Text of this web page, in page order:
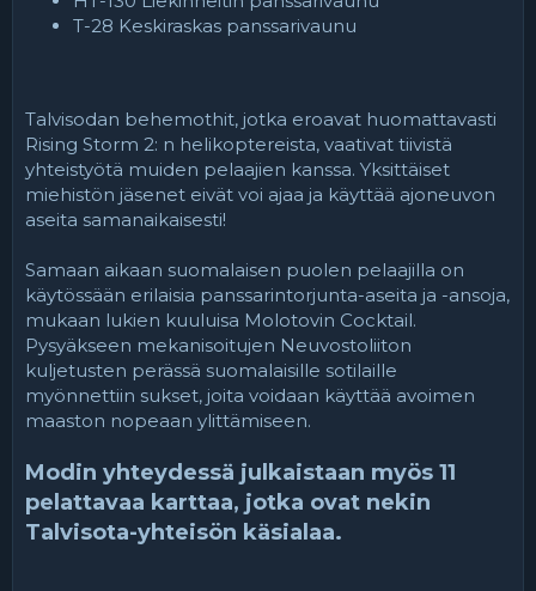
T-28 Keskiraskas panssarivaunu
Talvisodan behemothit, jotka eroavat huomattavasti
Rising Storm 2: n helikoptereista, vaativat tiivistä
yhteistyötä muiden pelaajien kanssa. Yksittäiset
miehistön jäsenet eivät voi ajaa ja käyttää ajoneuvon
aseita samanaikaisesti!
Samaan aikaan suomalaisen puolen pelaajilla on
käytössään erilaisia panssarintorjunta-aseita ja -ansoja,
mukaan lukien kuuluisa Molotovin Cocktail.
Pysyäkseen mekanisoitujen Neuvostoliiton
kuljetusten perässä suomalaisille sotilaille
myönnettiin sukset, joita voidaan käyttää avoimen
maaston nopeaan ylittämiseen.
Modin yhteydessä julkaistaan myös 11
pelattavaa karttaa, jotka ovat nekin
Talvisota-yhteisön käsialaa.